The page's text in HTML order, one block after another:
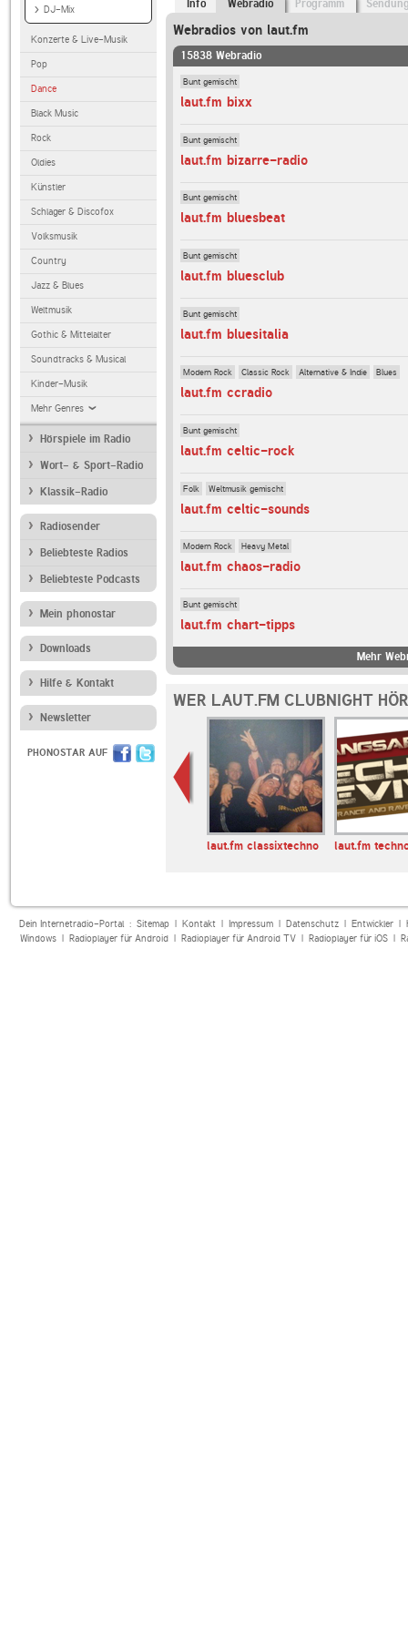
DJ-Mix
Konzerte & Live-Musik
Pop
Dance
Black Music
Rock
Oldies
Künstler
Schlager & Discofox
Volksmusik
Country
Jazz & Blues
Weltmusik
Gothic & Mittelalter
Soundtracks & Musical
Kinder-Musik
Mehr Genres
Hörspiele im Radio
Wort- & Sport-Radio
Klassik-Radio
Radiosender
Beliebteste Radios
Beliebteste Podcasts
Mein phonostar
Downloads
Hilfe & Kontakt
Newsletter
PHONOSTAR AUF
Info Webradio Programm
Webradios von laut.fm
15838 Webradio
Bunt gemischt
laut.fm bixx
Bunt gemischt
laut.fm bizarre-radio
Bunt gemischt
laut.fm bluesbeat
Bunt gemischt
laut.fm bluesclub
Bunt gemischt
laut.fm bluesitalia
Modern Rock Classic Rock Alternative & Indie Blues
laut.fm ccradio
Bunt gemischt
laut.fm celtic-rock
Folk Weltmusik gemischt
laut.fm celtic-sounds
Modern Rock Heavy Metal
laut.fm chaos-radio
Bunt gemischt
laut.fm chart-tipps
Mehr
WER LAUT.FM CLUBNIGHT
laut.fm classixtechno laut.fm
Dein Internetradio-Portal : Sitemap| Kontakt| Impressum| Datenschutz| Entwickler|
Windows| Radioplayer für Android| Radioplayer für Android TV| Radioplayer für iOS|